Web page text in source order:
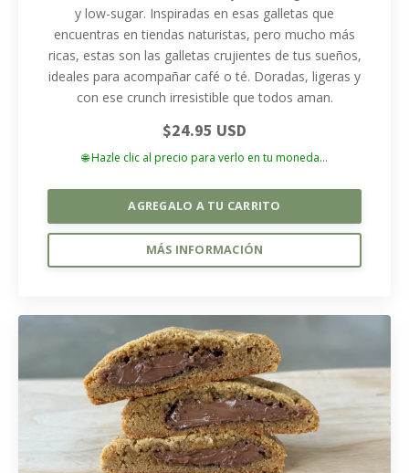
y low-sugar. Inspiradas en esas galletas que
encuentras en tiendas naturistas, pero mucho más
ricas, estas son las galletas crujientes de tus sueños,
ideales para acompañar café o té. Doradas, ligeras y
con ese crunch irresistible que todos aman.
$24.95 USD
🌐 Hazle clic al precio para verlo en tu moneda...
AGREGALO A TU CARRITO
MÁS INFORMACIÓN